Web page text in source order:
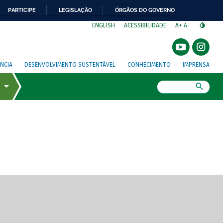
PARTICIPE LEGISLAÇÃO ÓRGÃOS DO GOVERNO
ENGLISH ACESSIBILIDADE A+ A-
DESENVOLVIMENTO SUSTENTÁVEL CONHECIMENTO IMPRENSA
de tela